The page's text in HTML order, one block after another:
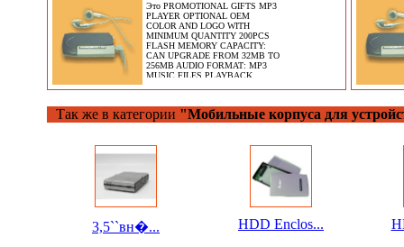
Это PROMOTIONAL GIFTS MP3
PLAYER OPTIONAL OEM
COLOR AND LOGO WITH
MINIMUM QUANTITY 200PCS
FLASH MEMORY CAPACITY:
CAN UPGRADE FROM 32MB TO
256MB AUDIO FORMAT: MP3
MUSIC FILES PLAYBACK
Так же в категории "Мобильные корпуса для
3,5``вн�... HDD Enclos...